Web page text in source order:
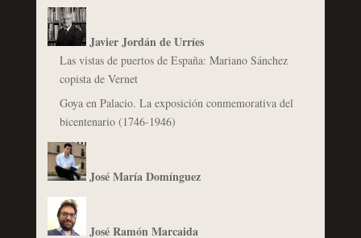
Javier Jordán de Urríes
Las vistas de puertos de España: Mariano Sánchez
copista de Vernet
Goya en Palacio. La exposición conmemorativa del
bicentenario (1746-1946)
José María Domínguez
José Ramón Marcaida